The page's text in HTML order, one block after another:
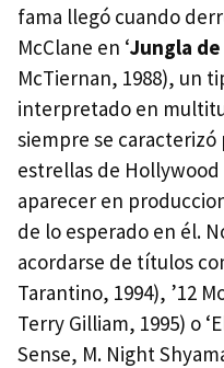
fama llegó cuando
McClane en ‘Jungla
McTiernan, 1988), un
interpretado en
siempre se caracterizó
estrellas de
aparecer en
de lo esperado en él.
acordarse de títulos
Tarantino, 1994), ’12
Terry Gilliam, 1995) o
Sense, M. Night